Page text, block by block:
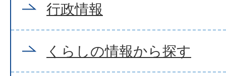
行政情報
くらしの情報から探す